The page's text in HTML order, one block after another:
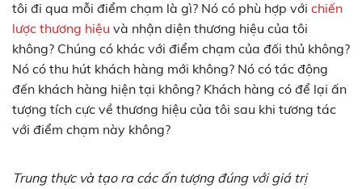
tôi đi qua mỗi điểm chạm là gì? Nó có phù hợp với chiến
lược thương hiệu và nhận diện thương hiệu của tôi
không? Chúng có khác với điểm chạm của đối thủ không?
Nó có thu hút khách hàng mới không? Nó có tác động
đến khách hàng hiện tại không? Khách hàng có để lại ấn
tượng tích cực về thương hiệu của tôi sau khi tương tác
với điểm chạm này không?
Trung thực và tạo ra các ấn tượng đúng với giá trị